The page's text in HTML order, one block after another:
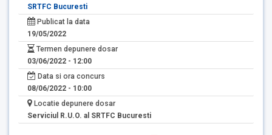
SRTFC Bucuresti
Publicat la data
19/05/2022
Termen depunere dosar
03/06/2022 - 12:00
Data si ora concurs
08/06/2022 - 10:00
Locatie depunere dosar
Serviciul R.U.O. al SRTFC Bucuresti